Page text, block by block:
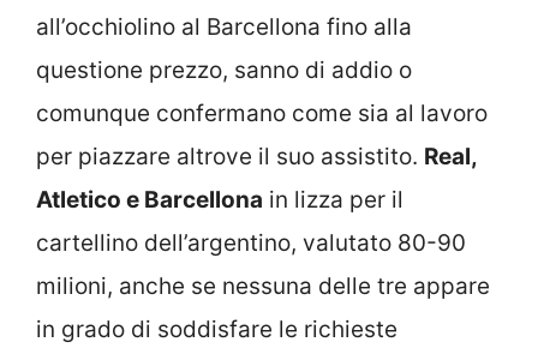
all’occhiolino al Barcellona fino alla
questione prezzo, sanno di addio o
comunque confermano come sia al lavoro
per piazzare altrove il suo assistito. Real,
Atletico e Barcellona in lizza per il
cartellino dell’argentino, valutato 80-90
milioni, anche se nessuna delle tre appare
in grado di soddisfare le richieste